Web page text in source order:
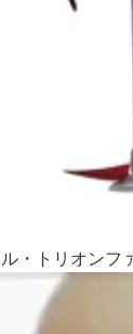
・トリオンフ